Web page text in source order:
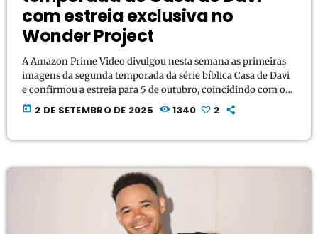
com estreia exclusiva no
Wonder Project
A Amazon Prime Video divulgou nesta semana as primeiras
imagens da segunda temporada da série bíblica Casa de Davi
e confirmou a estreia para 5 de outubro, coincidindo com o
lançamento do Wonder Project, serviço de streaming com
curadoria de filmes e séries familiares dentro da plataforma.
today 2 DE SETEMBRO DE 2025 1340 2